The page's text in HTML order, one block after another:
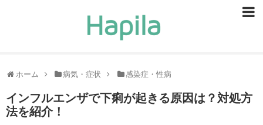
ホーム 病気・症状 感染症・性病
インフルエンザで下痢が起きる原因は？対処方
法を紹介！
ヘルスケア